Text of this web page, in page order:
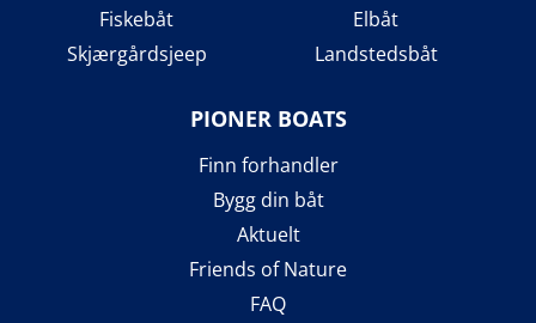
Fiskebåt
Skjærgårdsjeep
Elbåt
Landstedsbåt
PIONER BOATS
Finn forhandler
Bygg din båt
Aktuelt
Friends of Nature
FAQ